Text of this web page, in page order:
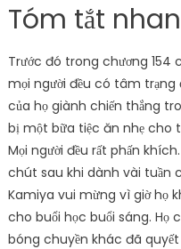
Tóm tắt
Trước đó trong chương 154
mọi người đều có tâm trạng
của họ giành chiến thắng
bị một bữa tiệc ăn nhẹ cho
Mọi người đều rất phấn
chút sau khi dành vài tuần
Kamiya vui mừng vì giờ họ
cho buổi học buổi sáng. Họ
bóng chuyền khác đã quyết